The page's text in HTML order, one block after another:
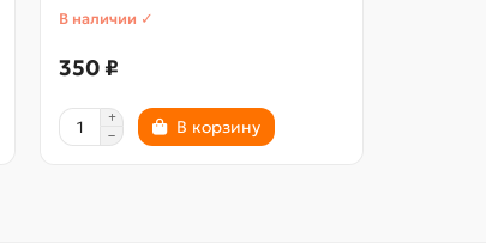
В наличии ✓
350 ₽
В корзину